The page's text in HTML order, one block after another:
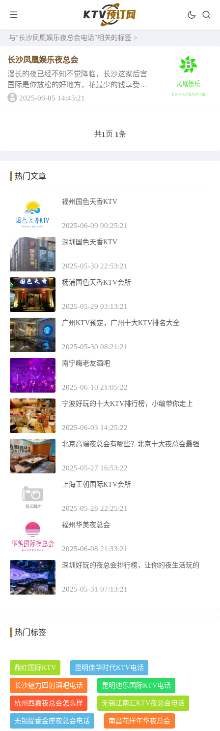
与“长沙凤凰娱乐夜总会电话”相关的标签 >
长沙凤凰娱乐夜总会
漫长的夜已经不知不觉降临，长沙这家后宫
国际是你放松的好地方，花最少的钱享受最
值得的服务，接下来我们来看看凤凰娱乐夜
2025-06-05 14:45:21
共1 页 1条
热门文章
福州国色天香KTV
2025-06-09 00:25:21
深圳国色天香KTV
2025-05-30 22:53:21
杨浦国色天香KTV会所
2025-05-29 03:13:21
广州KTV预定，广州十大KTV排名大全
2025-05-30 08:21:21
南宁嗨老友酒吧
2025-06-10 21:05:22
宁波好玩的十大KTV排行榜，小编带你走上
2025-06-03 14:25:22
北京高端夜总会有哪些？北京十大夜总会最强
2025-05-27 16:53:22
上海王朝国际KTV会所
2025-05-28 22:25:21
福州华美夜总会
2025-06-08 21:33:21
深圳好玩的夜总会排行榜，让你的夜生活玩的
2025-05-31 07:13:21
热门标签
鼎红国际KTV 昆明佳华时代KTV电话
长沙魅力四射酒吧电话 昆明迪乐国际KTV电话
杭州西嘉夜总会怎么样 无锡江南汇KTV夜总会电话
无锡缇香金座夜总会电话 南昌花样年华夜总会